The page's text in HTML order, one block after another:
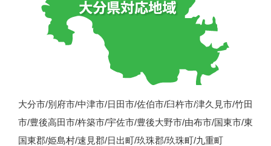
大分市/別府市/中津市/日田市/佐伯市/臼杵市/津久見市/竹田
市/豊後高田市/杵築市/宇佐市/豊後大野市/由布市/国東市/東
国東郡/姫島村/速見郡/日出町/玖珠郡/玖珠町/九重町